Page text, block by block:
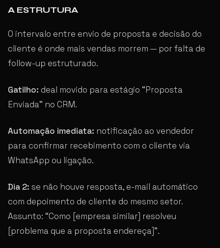
A ESTRUTURA
O intervalo entre envio de proposta e decisão do
cliente é onde mais vendas morrem — por falta de
follow-up estruturado.
Gatilho: deal movido para estágio “Proposta
Enviada” no CRM.
Automação imediata: notificação ao vendedor
para confirmar recebimento com o cliente via
WhatsApp ou ligação.
Dia 2: se não houve resposta, e-mail automático
com depoimento de cliente do mesmo setor.
Assunto: “Como [empresa similar] resolveu
[problema que a proposta endereça]”.